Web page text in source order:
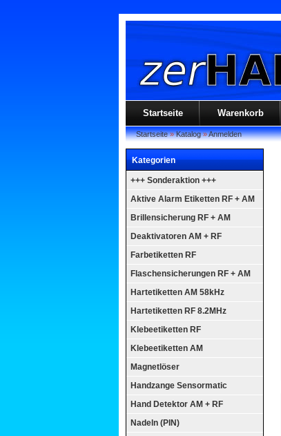
Startseite Warenkorb
Startseite»Katalog»Anmelden
Kategorien
+++ Sonderaktion +++
Aktive Alarm Etiketten RF + AM
Brillensicherung RF + AM
Deaktivatoren AM + RF
Farbetiketten RF
Flaschensicherungen RF + AM
Hartetiketten AM 58kHz
Hartetiketten RF 8.2MHz
Klebeetiketten RF
Klebeetiketten AM
Magnetlöser
Handzange Sensormatic
Hand Detektor AM + RF
Nadeln (PIN)